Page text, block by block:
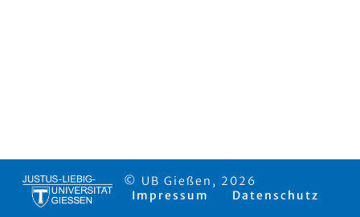
© UB Gießen, 2026
Impressum
Datenschutz